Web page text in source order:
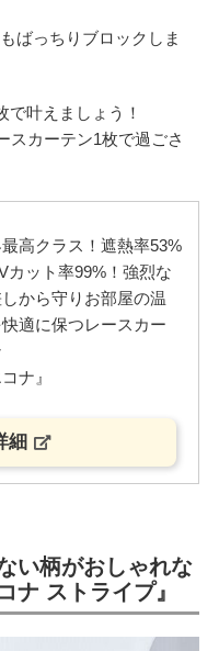
ばっちりブロックしま
で叶えましょう！
スカーテン1枚で過ごさ
高クラス！遮熱率53%
カット率99%！強烈な
しから守りお部屋の温
快適に保つレースカー
コナ』
細
い柄がおしゃれな
ナ ストライプ』